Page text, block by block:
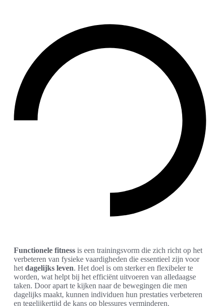
Functionele fitness is een trainingsvorm die zich richt op het
verbeteren van fysieke vaardigheden die essentieel zijn voor
het dagelijks leven. Het doel is om sterker en flexibeler te
worden, wat helpt bij het efficiënt uitvoeren van alledaagse
taken. Door apart te kijken naar de bewegingen die men
dagelijks maakt, kunnen individuen hun prestaties verbeteren
en tegelijkertijd de kans op blessures verminderen.